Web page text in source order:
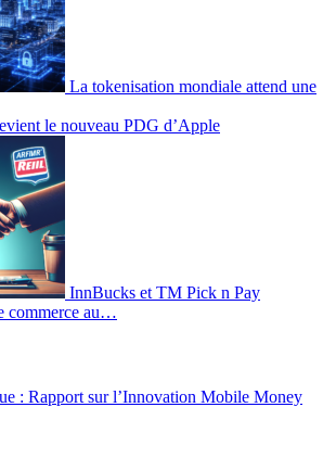
La tokenisation mondiale attend une
le nouveau PDG d’Apple
InnBucks et TM Pick n Pay
commerce au…
: Rapport sur l’Innovation Mobile Money